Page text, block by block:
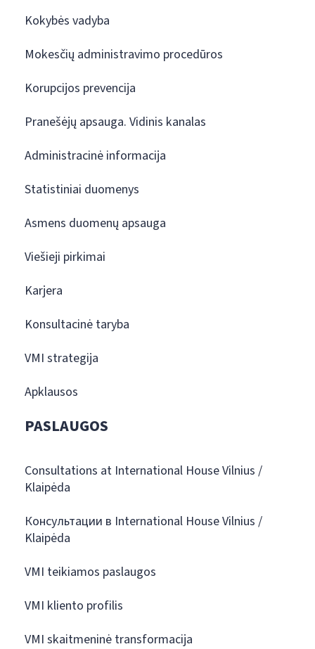
Kokybės vadyba
Mokesčių administravimo procedūros
Korupcijos prevencija
Pranešėjų apsauga. Vidinis kanalas
Administracinė informacija
Statistiniai duomenys
Asmens duomenų apsauga
Viešieji pirkimai
Karjera
Konsultacinė taryba
VMI strategija
Apklausos
PASLAUGOS
Consultations at International House Vilnius /
Klaipėda
Консультации в International House Vilnius /
Klaipėda
VMI teikiamos paslaugos
VMI kliento profilis
VMI skaitmeninė transformacija